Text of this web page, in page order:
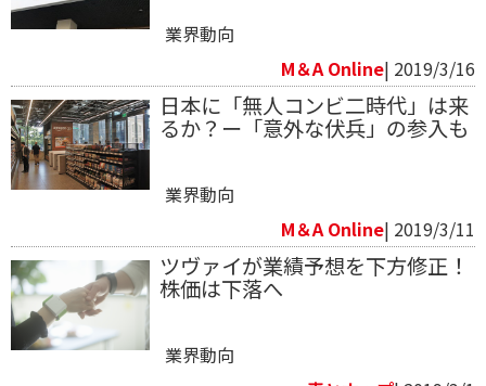
業界動向
M＆A Online| 2019/3/16
日本に「無人コンビ二時代」は来
るか？ー「意外な伏兵」の参入も
業界動向
M＆A Online| 2019/3/11
ツヴァイが業績予想を下方修正！
株価は下落へ
業界動向